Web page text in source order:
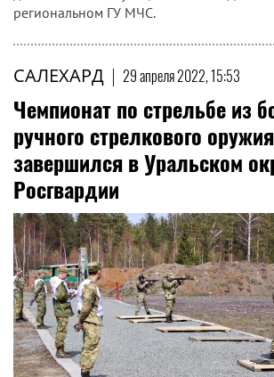
региональном ГУ МЧС.
САЛЕХАРД | 29 апреля 2022, 15:53
Чемпионат по стрельбе из
ручного стрелкового оружия
завершился в Уральском
Росгвардии